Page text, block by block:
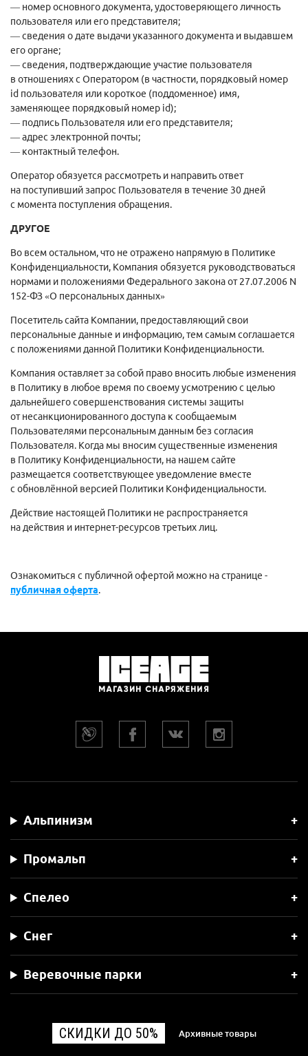
— номер основного документа, удостоверяющего личность
пользователя или его представителя;
— сведения о дате выдачи указанного документа и выдавшем
его органе;
— сведения, подтверждающие участие пользователя
в отношениях с Оператором (в частности, порядковый номер
id пользователя или короткое (поддоменное) имя,
заменяющее порядковый номер id);
— подпись Пользователя или его представителя;
— адрес электронной почты;
— контактный телефон.
Оператор обязуется рассмотреть и направить ответ
на поступивший запрос Пользователя в течение 30 дней
с момента поступления обращения.
ДРУГОЕ
Во всем остальном, что не отражено напрямую в Политике
Конфиденциальности, Компания обязуется руководствоваться
нормами и положениями Федерального закона от 27.07.2006 N
152-ФЗ «О персональных данных»
Посетитель сайта Компании, предоставляющий свои
персональные данные и информацию, тем самым соглашается
с положениями данной Политики Конфиденциальности.
Компания оставляет за собой право вносить любые изменения
в Политику в любое время по своему усмотрению с целью
дальнейшего совершенствования системы защиты
от несанкционированного доступа к сообщаемым
Пользователями персональным данным без согласия
Пользователя. Когда мы вносим существенные изменения
в Политику Конфиденциальности, на нашем сайте
размещается соответствующее уведомление вместе
с обновлённой версией Политики Конфиденциальности.
Действие настоящей Политики не распространяется
на действия и интернет-ресурсов третьих лиц.
Ознакомиться с публичной офертой можно на странице -
публичная оферта.
Альпинизм
Промальп
Спелео
Снег
Веревочные парки
СКИДКИ ДО 50% Архивные товары